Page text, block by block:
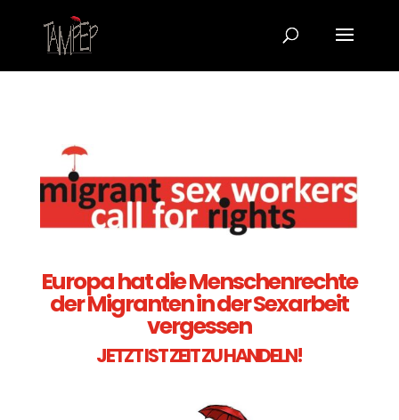
Europa hat die Menschenrechte
der Migranten in der Sexarbeit
vergessen
JETZT IST ZEIT ZU HANDELN!